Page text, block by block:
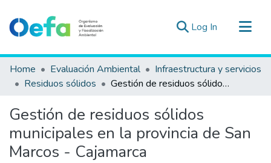
Log In (current)
Communities & Collections
All of DSpace
Estad. Externas
Guias ▾
Home Evaluación Ambiental
Infraestructura y servicios
Residuos sólidos
Gestión de residuos sólidos municipales en la provincia de San Marcos - Cajamarca
Gestión de residuos sólidos
municipales en la provincia de San
Marcos - Cajamarca